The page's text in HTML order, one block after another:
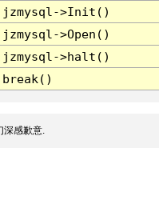
jzmysql->Init()
jzmysql->Open()
jzmysql->halt()
break()
深感歉意.